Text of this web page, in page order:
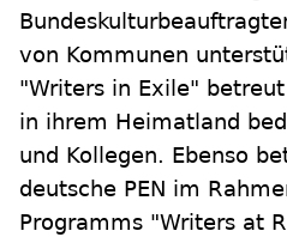
von Kommunen
"Writers in Exile"
in ihrem Heimatland
und Kollegen. Ebenso
deutsche PEN im
Programms "Writers at